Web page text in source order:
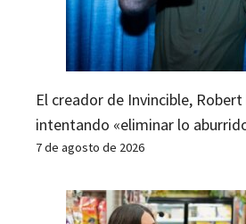
El creador de Invincible,
intentando «eliminar lo
7 de agosto de 2026